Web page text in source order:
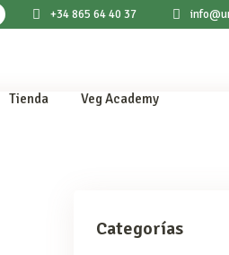
+34 865 64 40 37
Tienda Veg Academy
Categorías